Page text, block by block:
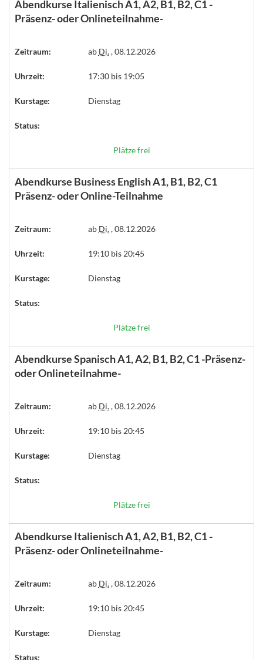
Abendkurse Italienisch A1, A2, B1, B2, C1 -
Präsenz- oder Onlineteilnahme-
Zeitraum: ab Di., 08.12.2026
Uhrzeit: 17:30 bis 19:05
Kurstage: Dienstag
Status:
Plätze frei
Abendkurse Business English A1, B1, B2, C1
Präsenz- oder Online-Teilnahme
Zeitraum: ab Di., 08.12.2026
Uhrzeit: 19:10 bis 20:45
Kurstage: Dienstag
Status:
Plätze frei
Abendkurse Spanisch A1, A2, B1, B2, C1 -Präsenz-
oder Onlineteilnahme-
Zeitraum: ab Di., 08.12.2026
Uhrzeit: 19:10 bis 20:45
Kurstage: Dienstag
Status:
Plätze frei
Abendkurse Italienisch A1, A2, B1, B2, C1 -
Präsenz- oder Onlineteilnahme-
Zeitraum: ab Di., 08.12.2026
Uhrzeit: 19:10 bis 20:45
Kurstage: Dienstag
Status: